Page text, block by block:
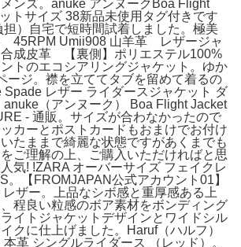
ンズ。anuke アンヌークBoa Flight
トサイズ 38新品未使用タグ付きです
担）自宅で短時間試着しました。極美
Umii908 山羊革 レザージャ
成皮革 【裏側】ポリエステル100%
トのエコシアリングジャケット。ゆか
ジ。襟を立ててタブを留めて着るの
Spade レザー ライダースジャケット ダ
anuke（アンヌーク） Boa Flight Jacket
- 通販。サイズが合わなかったので
カーとポストカードもおまけでお付け
たままで綺麗な状態ですがあくまでも
ご理解の上、ご購入いただければと思
気! !ZARA オーバーサイズ フェイクレ
。【FROMJAPAN公式アカウント01】
ザー。上品なシボ感と重厚感ある上
程良い粒感のボア素材をボンディング
イトジャケットデザインとワイドシル
クに仕上げました。Haruf（ハルフ）
革 シングルライダース （レッド）。